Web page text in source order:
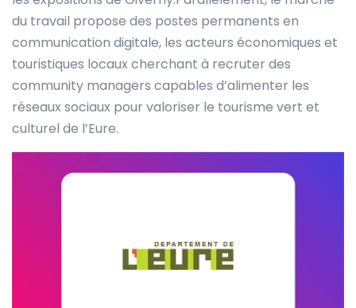
du travail propose des postes permanents en
communication digitale, les acteurs économiques et
touristiques locaux cherchant à recruter des
community managers capables d’alimenter les
réseaux sociaux pour valoriser le tourisme vert et
culturel de l’Eure.